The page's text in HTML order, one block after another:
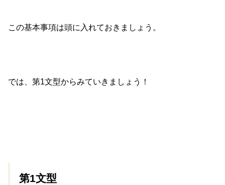
この基本事項は頭に入れておきましょう。
では、第1文型からみていきましょう！
第1文型